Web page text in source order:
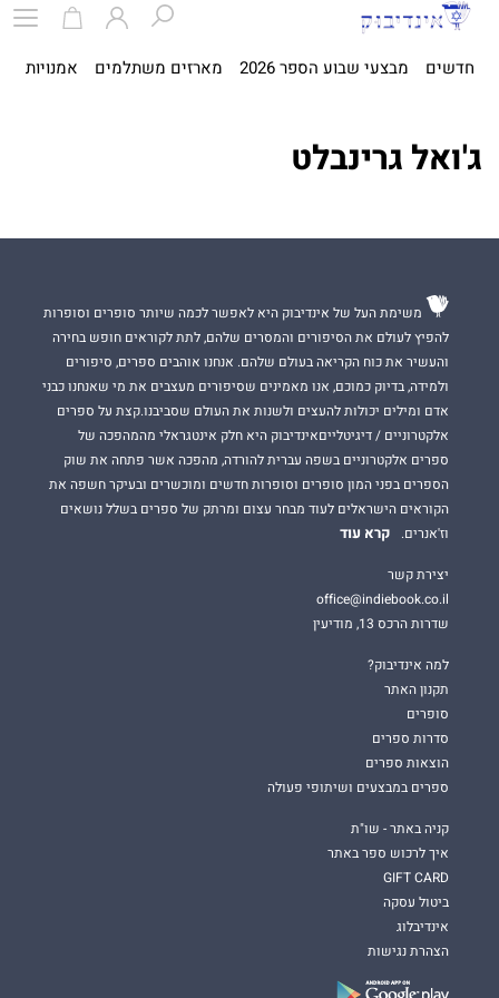
חדשים מבצעי שבוע הספר 2026 מארזים משתלמים אמנויות
ג'ואל גרינבלט
משימת העל של אינדיבוק היא לאפשר לכמה שיותר סופרים וסופרות
להפיץ לעולם את הסיפורים והמסרים שלהם, לתת לקוראים חופש בחירה
והעשיר את כוח הקריאה בעולם שלהם. אנחנו אוהבים ספרים, סיפורים
ולמידה, בדיוק כמוכם, אנו מאמינים שסיפורים מעצבים את מי שאנחנו כבני
אדם ומילים יכולות להעצים ולשנות את העולם שסביבנו.קצת על ספרים
אלקטרוניים / דיגיטלייםאינדיבוק היא חלק אינטגראלי מהמהפכה של
ספרים אלקטרוניים בשפה עברית להורדה, מהפכה אשר פתחה את שוק
הספרים בפני המון סופרים וסופרות חדשים ומוכשרים ובעיקר חשפה את
הקוראים הישראלים לעוד מבחר עצום ומרתק של ספרים בשלל נושאים
וז'אנרים.
קרא עוד
יצירת קשר
office@indiebook.co.il
שדרות הרכס 13, מודיעין
למה אינדיבוק?
תקנון האתר
סופרים
סדרות ספרים
הוצאות ספרים
ספרים במבצעים ושיתופי פעולה
קניה באתר - שו"ת
איך לרכוש ספר באתר
GIFT CARD
ביטול עסקה
אינדיבלוג
הצהרת נגישות